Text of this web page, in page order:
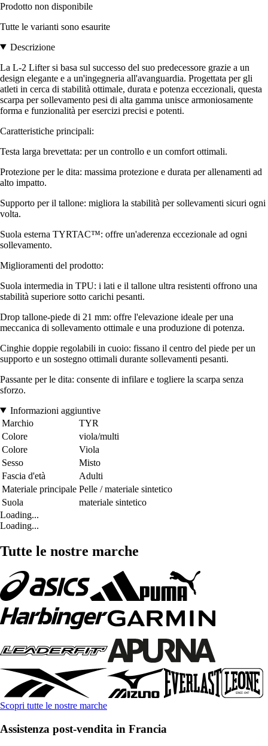
Prodotto non disponibile
Tutte le varianti sono esaurite
Descrizione
La L-2 Lifter si basa sul successo del suo predecessore grazie a un
design elegante e a un'ingegneria all'avanguardia. Progettata per gli
atleti in cerca di stabilità ottimale, durata e potenza eccezionali, questa
scarpa per sollevamento pesi di alta gamma unisce armoniosamente
forma e funzionalità per esercizi precisi e potenti.
Caratteristiche principali:
Testa larga brevettata: per un controllo e un comfort ottimali.
Protezione per le dita: massima protezione e durata per allenamenti ad
alto impatto.
Supporto per il tallone: migliora la stabilità per sollevamenti sicuri ogni
volta.
Suola esterna TYRTAC™: offre un'aderenza eccezionale ad ogni
sollevamento.
Miglioramenti del prodotto:
Suola intermedia in TPU: i lati e il tallone ultra resistenti offrono una
stabilità superiore sotto carichi pesanti.
Drop tallone-piede di 21 mm: offre l'elevazione ideale per una
meccanica di sollevamento ottimale e una produzione di potenza.
Cinghie doppie regolabili in cuoio: fissano il centro del piede per un
supporto e un sostegno ottimali durante sollevamenti pesanti.
Passante per le dita: consente di infilare e togliere la scarpa senza
sforzo.
Informazioni aggiuntive
Marchio
TYR
Colore
viola/multi
Colore
Viola
Sesso
Misto
Fascia d'età
Adulti
Materiale principale Pelle / materiale sintetico
Suola
materiale sintetico
Loading...
Loading...
Tutte le nostre marche
Scopri tutte le nostre marche
Assistenza post-vendita in Francia